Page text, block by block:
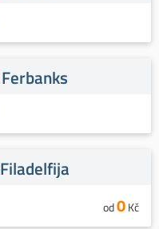
Ferbanks
Filadelfija
od0Kč